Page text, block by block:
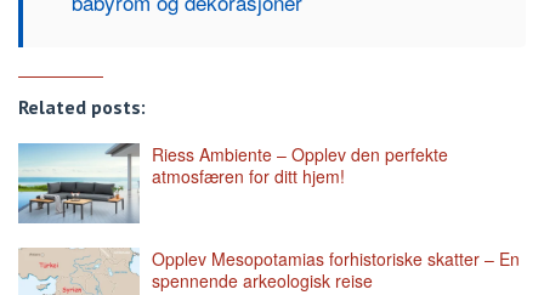
Related posts:
Riess Ambiente – Opplev den perfekte
atmosfæren for ditt hjem!
Opplev Mesopotamias forhistoriske skatter – En
spennende arkeologisk reise